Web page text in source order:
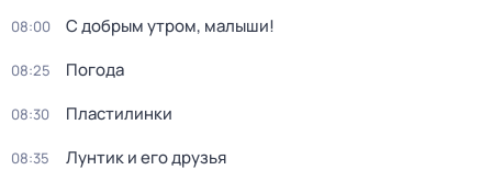
08:00 С добрым утром, малыши!
08:25 Погода
08:30 Пластилинки
08:35 Лунтик и его друзья